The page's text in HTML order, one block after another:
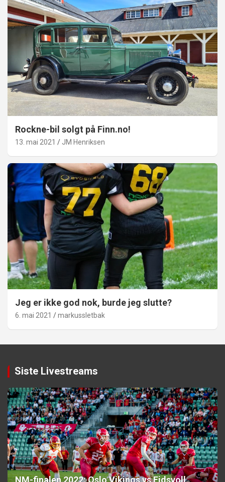
Rockne-bil solgt på Finn.no!
13. mai 2021 JM Henriksen
Jeg er ikke god nok, burde jeg slutte?
6. mai 2021 markussletbak
Siste Livestreams
NM-finalen 2022: Oslo Vikings vs Eidsvoll